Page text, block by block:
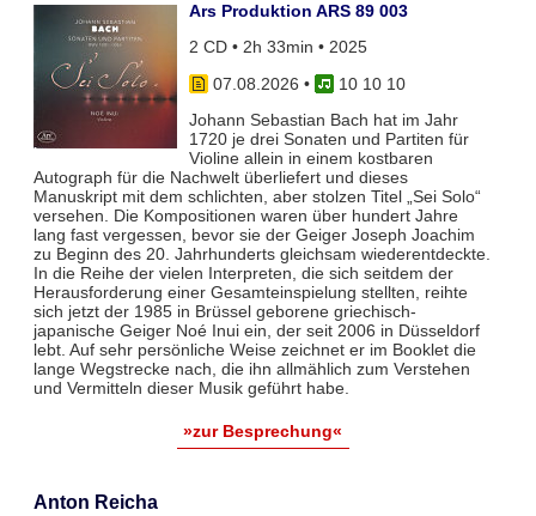
Ars Produktion ARS 89 003
2 CD • 2h 33min • 2025
07.08.2026 •
10 10 10
Johann Sebastian Bach hat im Jahr
1720 je drei Sonaten und Partiten für
Violine allein in einem kostbaren
Autograph für die Nachwelt überliefert und dieses
Manuskript mit dem schlichten, aber stolzen Titel „Sei Solo“
versehen. Die Kompositionen waren über hundert Jahre
lang fast vergessen, bevor sie der Geiger Joseph Joachim
zu Beginn des 20. Jahrhunderts gleichsam wiederentdeckte.
In die Reihe der vielen Interpreten, die sich seitdem der
Herausforderung einer Gesamteinspielung stellten, reihte
sich jetzt der 1985 in Brüssel geborene griechisch-
japanische Geiger Noé Inui ein, der seit 2006 in Düsseldorf
lebt. Auf sehr persönliche Weise zeichnet er im Booklet die
lange Wegstrecke nach, die ihn allmählich zum Verstehen
und Vermitteln dieser Musik geführt habe.
»zur Besprechung«
Anton Reicha